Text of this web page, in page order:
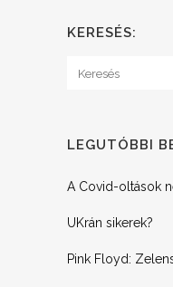
KERESÉS:
LEGUTÓBBI
A Covid-oltások
UKrán sikerek?
Pink Floyd: